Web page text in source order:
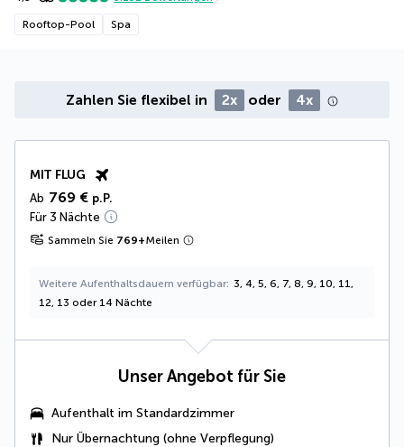
Rooftop-Pool Spa
Zahlen Sie flexibel in 2x oder 4x
MIT FLUG
Ab 769 € p.P.
Für 3 Nächte
Sammeln Sie 769+Meilen
Weitere Aufenthaltsdauern verfügbar 3, 4, 5, 6, 7, 8, 9, 10, 11,
12, 13 oder 14 Nächte
Unser Angebot für Sie
Aufenthalt im Standardzimmer
Nur Übernachtung (ohne Verpflegung)